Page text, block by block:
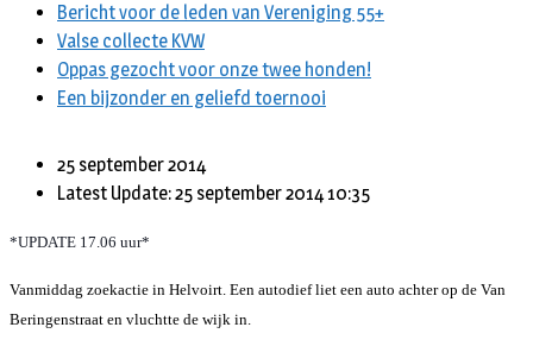
Bericht voor de leden van Vereniging 55+
Valse collecte KVW
Oppas gezocht voor onze twee honden!
Een bijzonder en geliefd toernooi
25 september 2014
Latest Update: 25 september 2014 10:35
*UPDATE 17.06 uur*
Vanmiddag zoekactie in Helvoirt. Een autodief liet een auto achter op de Van
Beringenstraat en vluchtte de wijk in.